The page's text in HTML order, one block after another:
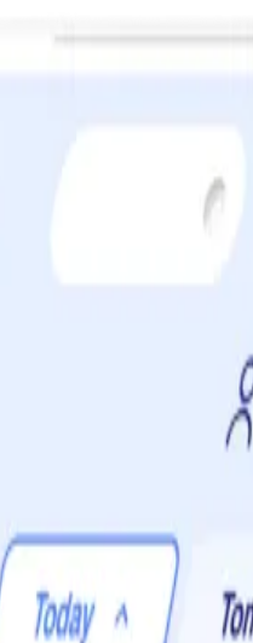
Spara 50% när du tecknar